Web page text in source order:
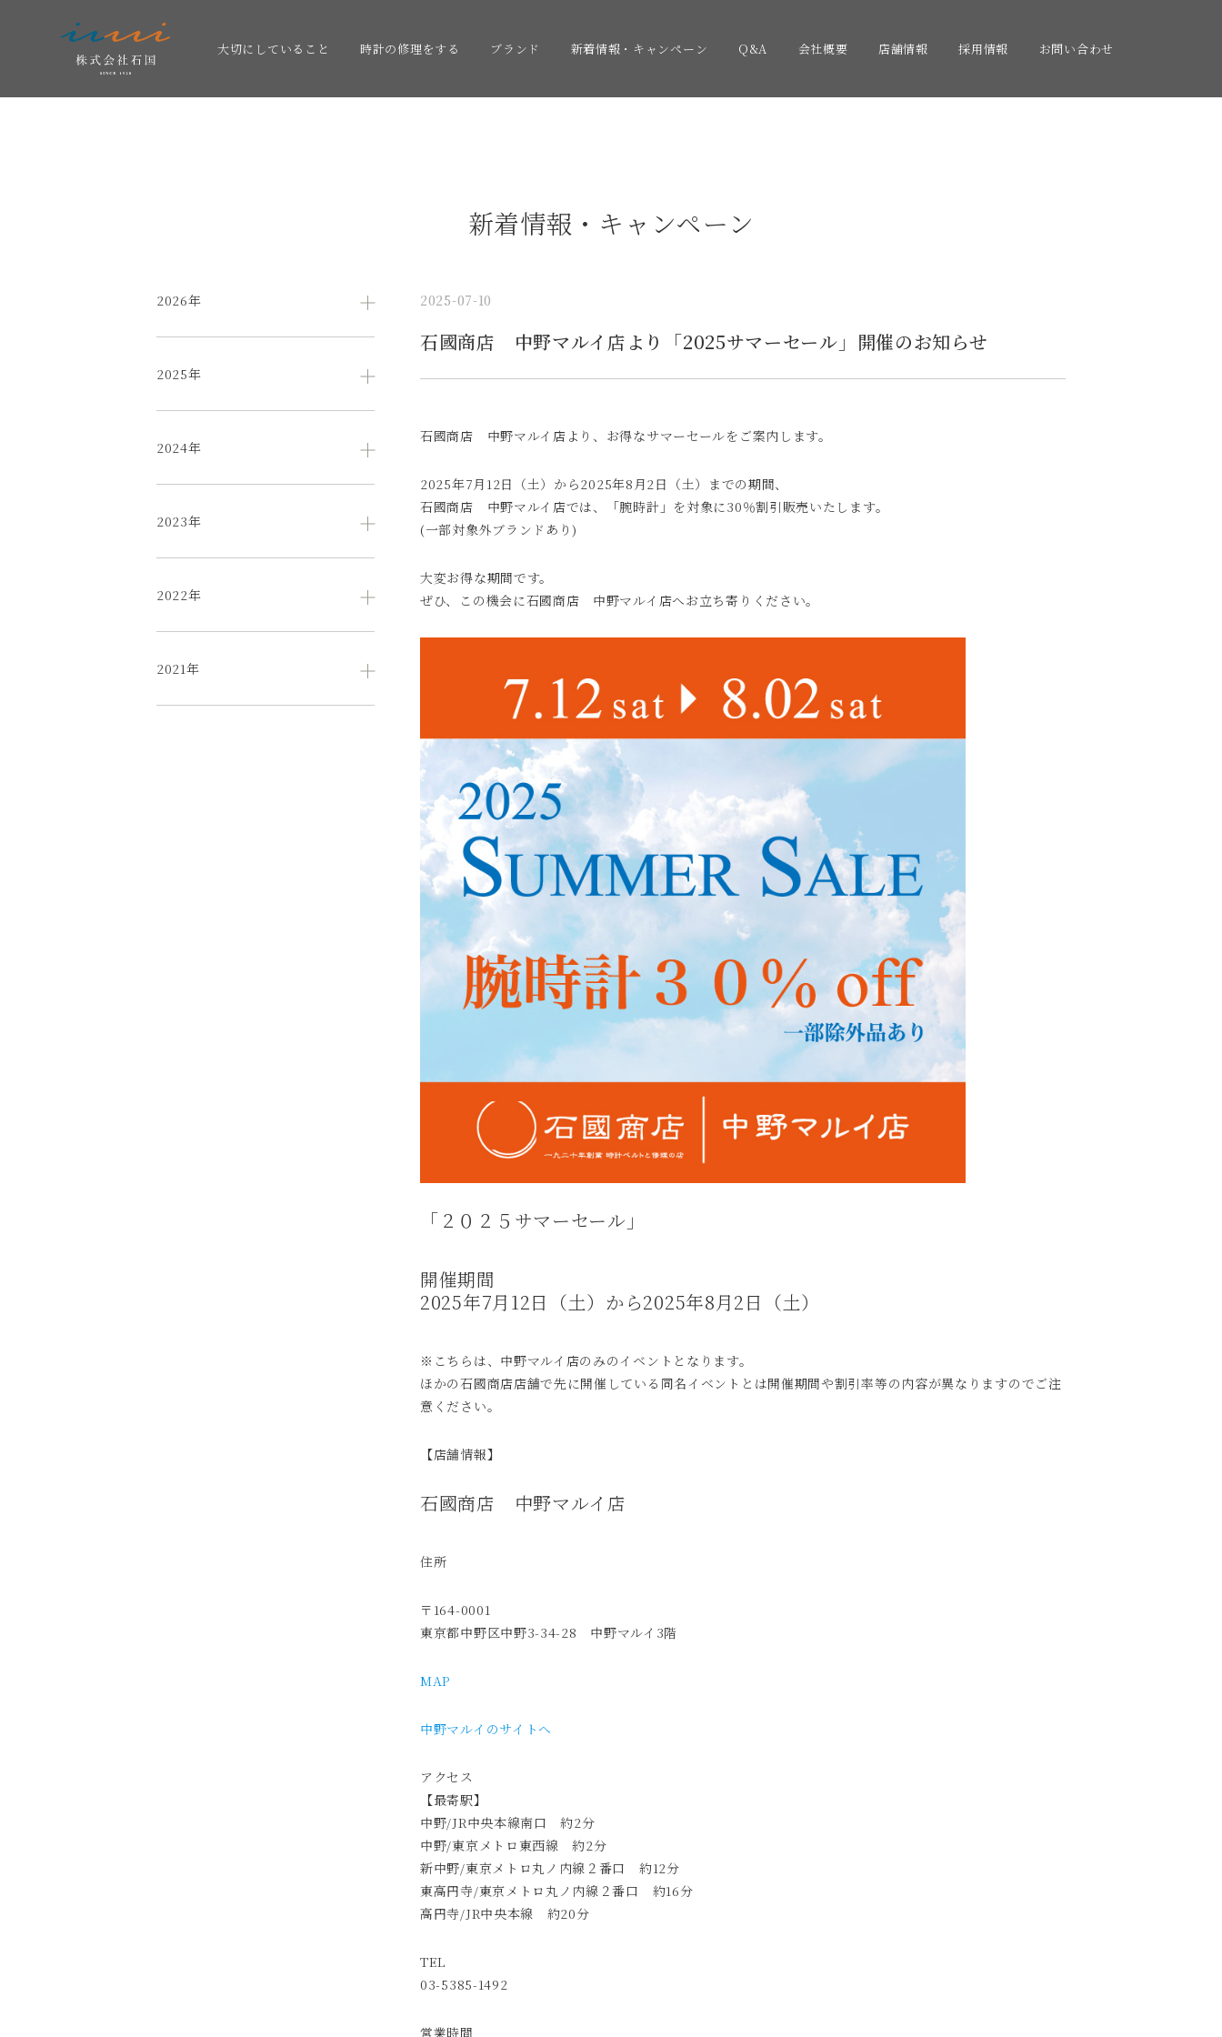
大切にしていること 時計の修理をする ブランド 新着情報・キャンペーン Q&A 会社概要 店舗情報 採用情報 お問い合わせ
新着情報・キャンペーン
2025-07-10
石國商店 中野マルイ店より「2025サマーセール」開催のお知らせ
石國商店 中野マルイ店より、お得なサマーセールをご案内します。
2025年7月12日（土）から2025年8月2日（土）までの期間、
石國商店 中野マルイ店では、「腕時計」を対象に30％割引販売いたします。
(一部対象外ブランドあり)
大変お得な期間です。
ぜひ、この機会に石國商店 中野マルイ店へお立ち寄りください。
「２０２５サマーセール」
開催期間
2025年7月12日（土）から2025年8月2日（土）
※こちらは、中野マルイ店のみのイベントとなります。
ほかの石國商店店舗で先に開催している同名イベントとは開催期間や割引率等の内容が異なりますのでご注
意ください。
【店舗情報】
石國商店 中野マルイ店
住所
〒164-0001
東京都中野区中野3-34-28 中野マルイ3階
MAP
中野マルイのサイトへ
アクセス
【最寄駅】
中野/JR中央本線南口 約2分
中野/東京メトロ東西線 約2分
新中野/東京メトロ丸ノ内線２番口 約12分
東高円寺/東京メトロ丸ノ内線２番口 約16分
高円寺/JR中央本線 約20分
TEL
03-5385-1492
営業時間
2026年
2025年
2024年
2023年
2022年
2021年